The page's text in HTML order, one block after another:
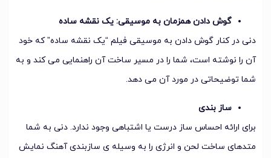
گوش دادن همزمان به موسیقی: یک نقشه ساده
دنی در کنار گوش دادن به موسیقی فیلم “یک نقشه ساده” که خود
آن را نوشته است، شما را در مسیر ساخت آن راهنمایی می کند و به
شما توضیحاتی در مورد آن می دهد.
ساز بندی
برای ارائه احساس ساز درست یا اشتباهی وجود ندارد. دنی به شما
متدهای ساخت لحن و انرژی را به وسیله ی سازبندی آهنگ نمایش